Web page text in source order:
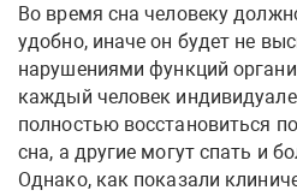
Во время сна человеку
удобно, иначе он будет не
нарушениями функций
каждый человек
полностью восстановиться
сна, а другие могут спать и
Однако, как показали